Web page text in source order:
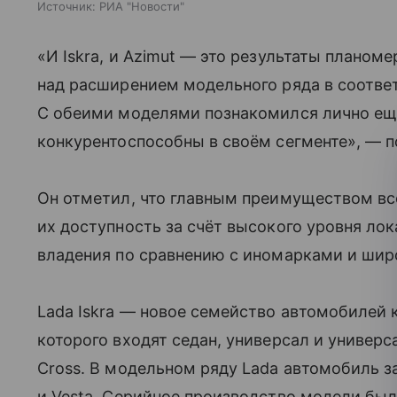
Источник: РИА "Новости"
«И Iskra, и Azimut — это результаты
над расширением модельного ряда в
С обеими моделями познакомился лично
конкурентоспособны в своём сегменте», —
Он отметил, что главным преимуществом
их доступность за счёт высокого уровня
владения по сравнению с иномарками и
Lada Iskra — новое семейство автомобилей
которого входят седан, универсал и
Cross. В модельном ряду Lada автомобиль